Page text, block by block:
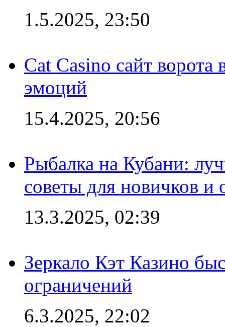
1.5.2025, 23:50
Cat Casino сайт
эмоций
15.4.2025, 20:56
Рыбалка на Кубани:
советы для новичков
13.3.2025, 02:39
Зеркало Кэт Казино
ограничений
6.3.2025, 22:02